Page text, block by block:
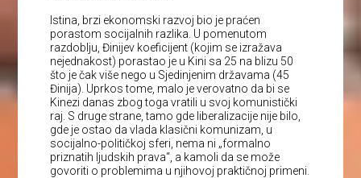
Istina, brzi ekonomski razvoj bio je praćen
porastom socijalnih razlika. U pomenutom
razdoblju, Đinijev koeficijent (kojim se izražava
nejednakost) porastao je u Kini sa 25 na blizu 50
što je čak više nego u Sjedinjenim državama (45
Đinija). Uprkos tome, malo je verovatno da bi se
Kinezi danas zbog toga vratili u svoj komunistički
raj. S druge strane, tamo gde liberalizacije nije bilo,
gde je ostao da vlada klasični komunizam, u
socijalno-političkoj sferi, nema ni „formalno
priznatih ljudskih prava“, a kamoli da se može
govoriti o problemima u njihovoj praktičnoj primeni.